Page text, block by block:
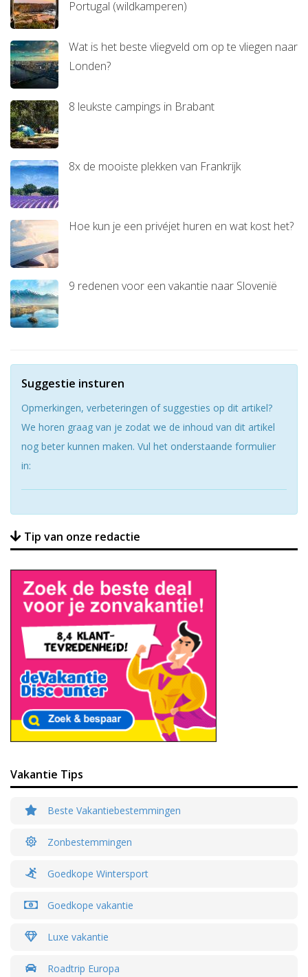
Portugal (wildkamperen)
Wat is het beste vliegveld om op te vliegen naar
Londen?
8 leukste campings in Brabant
8x de mooiste plekken van Frankrijk
Hoe kun je een privéjet huren en wat kost het?
9 redenen voor een vakantie naar Slovenië
Suggestie insturen
Opmerkingen, verbeteringen of suggesties op dit artikel?
We horen graag van je zodat we de inhoud van dit artikel
nog beter kunnen maken. Vul het onderstaande formulier
in:
Tip van onze redactie
Vakantie Tips
Beste Vakantiebestemmingen
Zonbestemmingen
Goedkope Wintersport
Goedkope vakantie
Luxe vakantie
Roadtrip Europa